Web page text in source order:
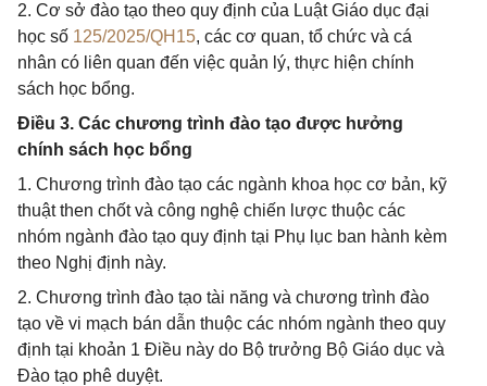
2. Cơ sở đào tạo theo quy định của Luật Giáo dục đại
học số 125/2025/QH15, các cơ quan, tổ chức và cá
nhân có liên quan đến việc quản lý, thực hiện chính
sách học bổng.
Điều 3. Các chương trình đào tạo được hưởng
chính sách học bổng
1. Chương trình đào tạo các ngành khoa học cơ bản, kỹ
thuật then chốt và công nghệ chiến lược thuộc các
nhóm ngành đào tạo quy định tại Phụ lục ban hành kèm
theo Nghị định này.
2. Chương trình đào tạo tài năng và chương trình đào
tạo về vi mạch bán dẫn thuộc các nhóm ngành theo quy
định tại khoản 1 Điều này do Bộ trưởng Bộ Giáo dục và
Đào tạo phê duyệt.